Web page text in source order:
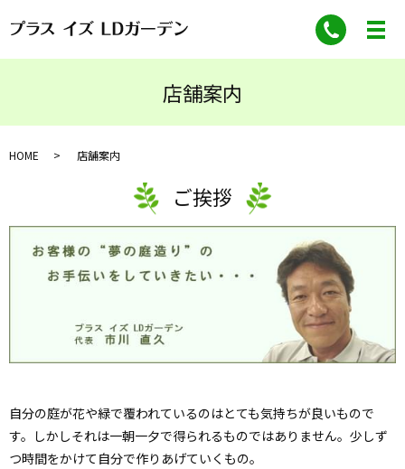
店舗案内
HOME 店舗案内
ご挨拶
自分の庭が花や緑で覆われているのはとても気持ちが良いもので
す。しかしそれは一朝一夕で得られるものではありません。少しず
つ時間をかけて自分で作りあげていくもの。